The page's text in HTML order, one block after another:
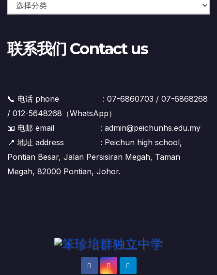
联系我们 Contact us
📞 电话 phone : 07-6860703 / 07-6868268
/ 012-5648268（WhatsApp）
📧 电邮 email : admin@peichunhs.edu.my
📍 地址 address : Peichun high school,
Pontian Besar, Jalan Persisiran Megah, Taman
Megah, 82000 Pontian, Johor.